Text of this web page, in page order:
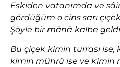
Eskiden vatanımda ve
gördüğüm o cins sarı
Şöyle bir mânâ kalbe
Bu çiçek kimin turrası ise,
kimin mührü ise ve kimin